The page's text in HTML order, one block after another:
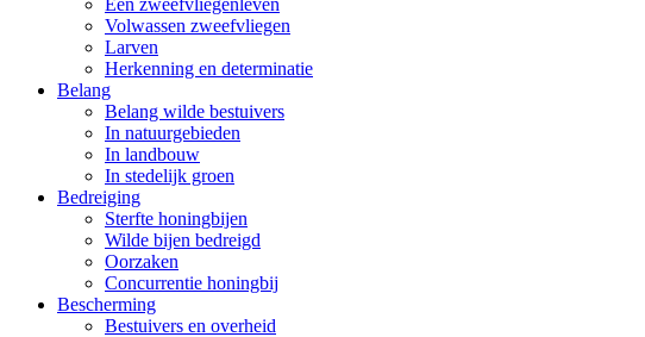
Een zweefvliegenleven
Volwassen zweefvliegen
Larven
Herkenning en determinatie
Belang
Belang wilde bestuivers
In natuurgebieden
In landbouw
In stedelijk groen
Bedreiging
Sterfte honingbijen
Wilde bijen bedreigd
Oorzaken
Concurrentie honingbij
Bescherming
Bestuivers en overheid